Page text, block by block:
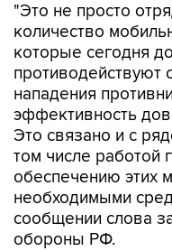
"Это не просто
количество
которые сегодня
противодействуют
нападения
эффективность
Это связано и с
том числе работой
обеспечению этих
необходимыми
сообщении слова
обороны РФ.